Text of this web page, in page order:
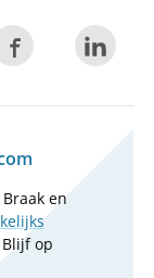
en
op